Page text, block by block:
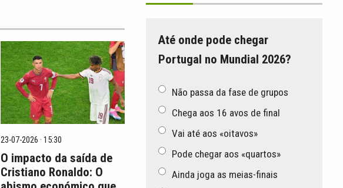
23-07-2026 · 15:30
O impacto da saída de
Cristiano Ronaldo: O
Até onde pode chegar
Portugal no Mundial 2026?
Não passa da fase de grupos
Chega aos 16 avos de final
Vai até aos «oitavos»
Pode chegar aos «quartos»
Ainda joga as meias-finais